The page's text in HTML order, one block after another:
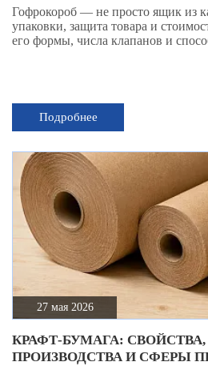
Гофрокороб — не просто ящик из
упаковки, защита товара и
его формы, числа клапанов и
Подробнее
27 мая 2026
КРАФТ-БУМАГА:
ПРОИЗВОДСТВА И СФЕРЫ